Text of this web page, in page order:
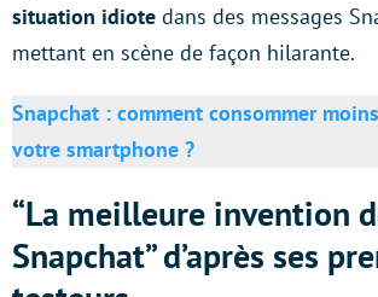
situation idiote dans des messages
mettant en scène de façon hilarante.
Snapchat : comment consommer
votre smartphone ?
“La meilleure invention
Snapchat” d’après ses